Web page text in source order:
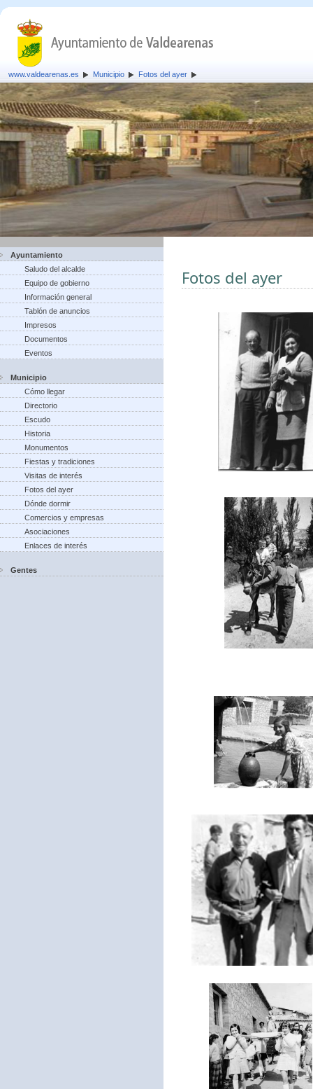
www.valdearenas.es Municipio Fotos del ayer
Ayuntamiento
Saludo del alcalde
Equipo de gobierno
Información general
Tablón de anuncios
Impresos
Documentos
Eventos
Municipio
Cómo llegar
Directorio
Escudo
Historia
Monumentos
Fiestas y tradiciones
Visitas de interés
Fotos del ayer
Dónde dormir
Comercios y empresas
Asociaciones
Enlaces de interés
Gentes
Fotos del ayer